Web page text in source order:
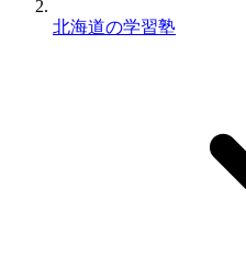
北海道の学習塾